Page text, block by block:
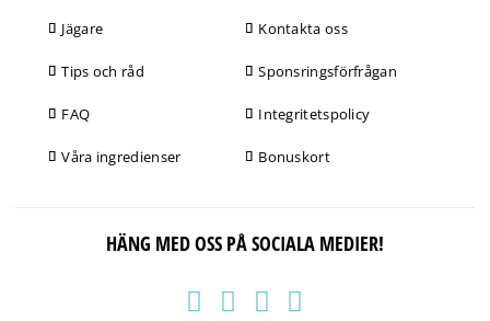
Jägare
Tips och råd
FAQ
Våra ingredienser
Kontakta oss
Sponsringsförfrågan
Integritetspolicy
Bonuskort
HÄNG MED OSS PÅ SOCIALA MEDIER!